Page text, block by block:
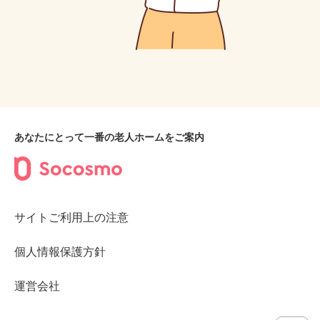
あなたにとって一番の老人ホームをご案内
サイトご利用上の注意
個人情報保護方針
運営会社